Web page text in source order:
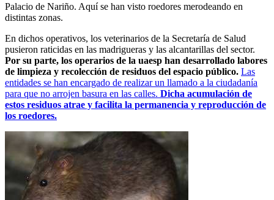
Palacio de Nariño. Aquí se han visto roedores merodeando en
distintas zonas.
En dichos operativos, los veterinarios de la Secretaría de Salud
pusieron raticidas en las madrigueras y las alcantarillas del sector.
Por su parte, los operarios de la uaesp han desarrollado labores
de limpieza y recolección de residuos del espacio público. Las
entidades se han encargado de realizar un llamado a la ciudadanía
para que no arrojen basura en las calles. Dicha acumulación de
estos residuos atrae y facilita la permanencia y reproducción de
los roedores.